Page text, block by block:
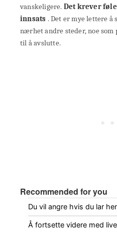
vanskeligere. Det krever
innsats . Det er mye lettere å
nærhet andre steder, noe
til å avslutte.
Recommended for you
Du vil angre hvis du lar
Å fortsette videre med